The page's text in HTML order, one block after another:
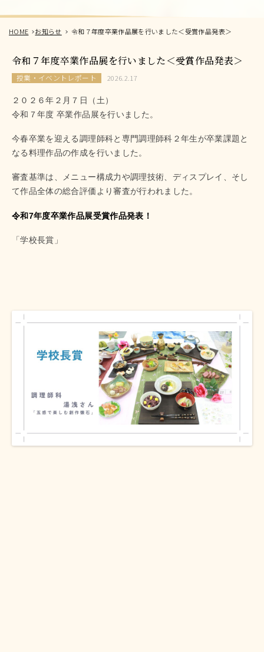
HOME お知らせ 令和７年度卒業作品展を行いました＜受賞作品発表＞
令和７年度卒業作品展を行いました＜受賞作品発表＞
授業・イベントレポート 2026.2.17
２０２６年２月７日（土）
令和７年度 卒業作品展を行いました。
今春卒業を迎える調理師科と専門調理師科２年生が卒業課題と
なる料理作品の作成を行いました。
審査基準は、メニュー構成力や調理技術、ディスプレイ、そし
て作品全体の総合評価より審査が行われました。
令和7年度卒業作品展受賞作品発表！
「学校長賞」